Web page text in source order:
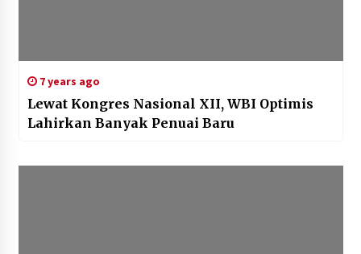
7 years ago
Lewat Kongres Nasional XII, WBI Optimis
Lahirkan Banyak Penuai Baru